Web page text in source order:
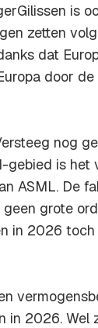
is
zetten
dat
door
nog
is het
ASML. De
grote
in 2026
in 2026. Wel